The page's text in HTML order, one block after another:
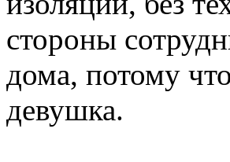
стороны
дома, потому
девушка.